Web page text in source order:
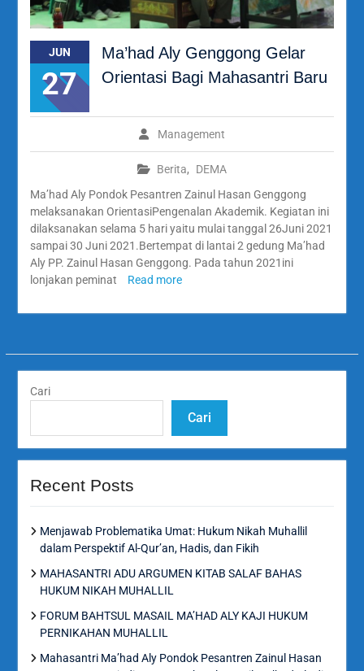
JUN
27
Ma’had Aly Genggong Gelar
Orientasi Bagi Mahasantri Baru
Management
Berita,
DEMA
Ma’had Aly Pondok Pesantren Zainul Hasan Genggong
melaksanakan OrientasiPengenalan Akademik. Kegiatan ini
dilaksanakan selama 5 hari yaitu mulai tanggal 26Juni 2021
sampai 30 Juni 2021.Bertempat di lantai 2 gedung Ma’had
Aly PP. Zainul Hasan Genggong. Pada tahun 2021ini
lonjakan peminat
Read more
Cari
Cari
Recent Posts
Menjawab Problematika Umat: Hukum Nikah Muhallil
dalam Perspektif Al-Qur’an, Hadis, dan Fikih
MAHASANTRI ADU ARGUMEN KITAB SALAF BAHAS
HUKUM NIKAH MUHALLIL
FORUM BAHTSUL MASAIL MA’HAD ALY KAJI HUKUM
PERNIKAHAN MUHALLIL
Mahasantri Ma’had Aly Pondok Pesantren Zainul Hasan